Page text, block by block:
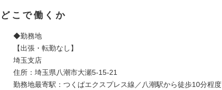
どこで働くか
◆勤務地
【出張・転勤なし】
埼玉支店
住所：埼玉県八潮市大瀬5-15-21
勤務地最寄駅：つくばエクスプレス線／八潮駅から徒歩10分程度